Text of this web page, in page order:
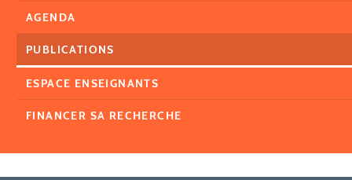
AGENDA
PUBLICATIONS
ESPACE ENSEIGNANTS
FINANCER SA RECHERCHE